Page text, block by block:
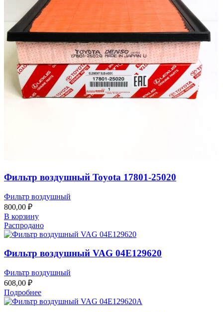
Фильтр воздушный Toyota 17801-25020
Фильтр воздушный
800,00 ₽
В корзину
Распродано
Фильтр воздушный VAG 04E129620
Фильтр воздушный
608,00 ₽
Подробнее